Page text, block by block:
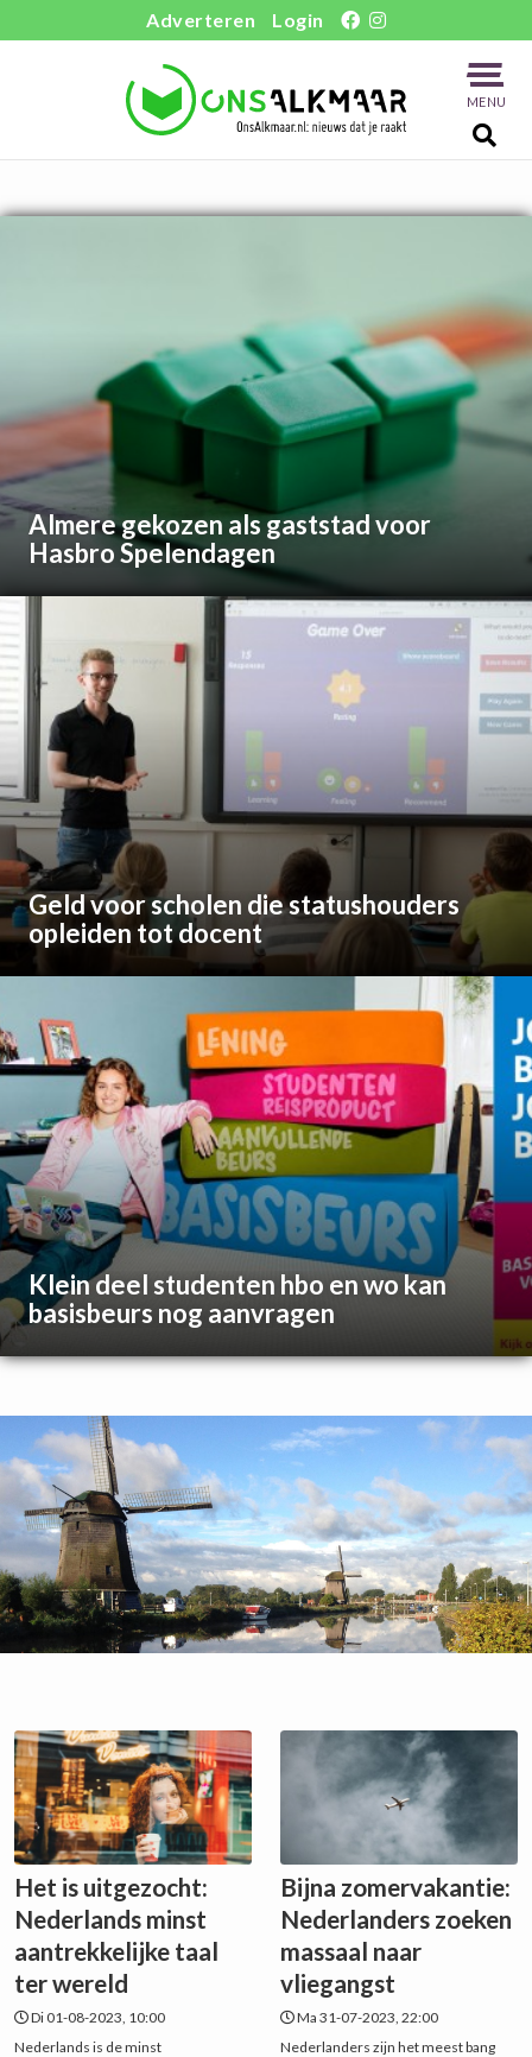
Adverteren Login
MENU
Almere gekozen als gaststad voor
Hasbro Spelendagen
Geld voor scholen die statushouders
opleiden tot docent
Klein deel studenten hbo en wo kan
basisbeurs nog aanvragen
Het is uitgezocht:
Nederlands minst
aantrekkelijke taal
ter wereld
Di 01-08-2023, 10:00
Nederlands is de minst
Bijna zomervakantie:
Nederlanders zoeken
massaal naar
vliegangst
Ma 31-07-2023, 22:00
Nederlanders zijn het meest bang